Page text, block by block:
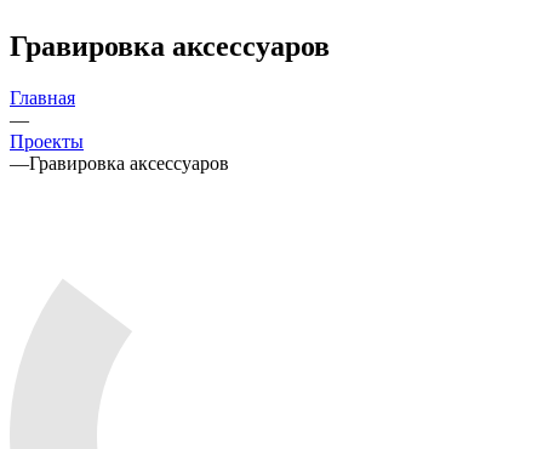
Гравировка аксессуаров
Главная
—
Проекты
—Гравировка аксессуаров